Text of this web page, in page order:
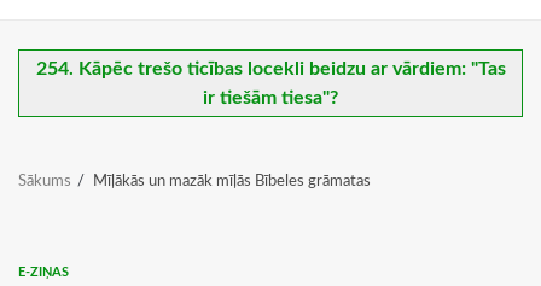
254. Kāpēc trešo ticības locekli beidzu ar vārdiem: "Tas
ir tiešām tiesa"?
Sākums Mīļākās un mazāk mīļās Bībeles grāmatas
E-ZIŅAS